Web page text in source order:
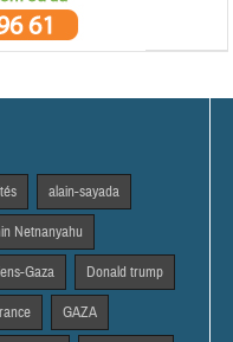
alain-sayada
Netnanyahu
Gaza Donald trump
GAZA